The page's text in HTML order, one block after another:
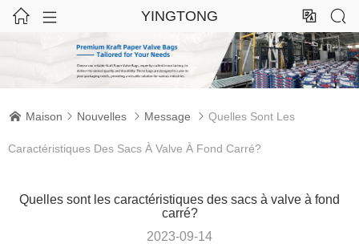
  YINGTONG  
 Maison  Nouvelles  Message  Quelles Sont Les
Caractéristiques Des Sacs À Valve À Fond Carré?
Quelles sont les caractéristiques des sacs à valve à fond
carré?
2023-09-14